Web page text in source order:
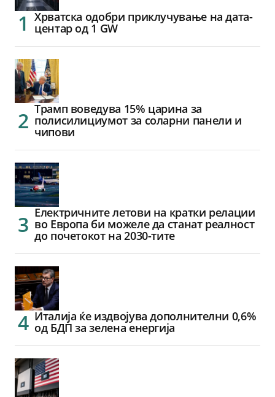
Хрватска одобри приклучување на дата-
центар од 1 GW
Трамп воведува 15% царина за
полисилициумот за соларни панели и
чипови
Електричните летови на кратки релации
во Европа би можеле да станат реалност
до почетокот на 2030-тите
Италија ќе издвојува дополнителни 0,6%
од БДП за зелена енергија